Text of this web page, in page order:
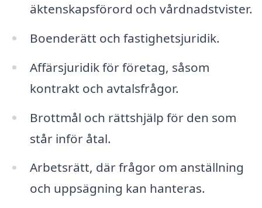
äktenskapsförord och vårdnadstvister.
Boenderätt och fastighetsjuridik.
Affärsjuridik för företag, såsom
kontrakt och avtalsfrågor.
Brottmål och rättshjälp för den som
står inför åtal.
Arbetsrätt, där frågor om anställning
och uppsägning kan hanteras.